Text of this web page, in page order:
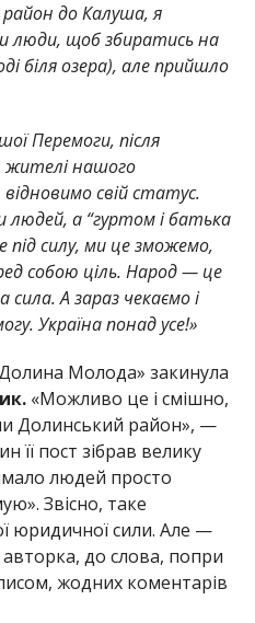
до Калуша, я
люди, щоб збиратись на
біля озера), але прийшло
Перемоги, після
жителі нашого
свій статус.
людей, а “гуртом і батька
під силу, ми це зможемо,
собою ціль. Народ — це
А зараз чекаємо і
Україна понад усе!»
Молода» закинула
«Можливо це і смішно,
Долинський район», —
її пост зібрав велику
людей просто
Звісно, таке
юридичної сили. Але —
до слова, попри
жодних коментарів